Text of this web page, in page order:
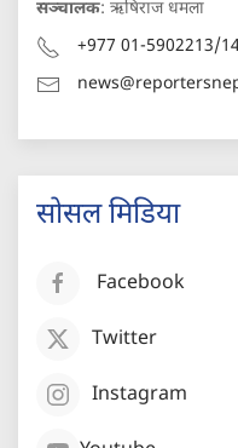
सञ्चालक: ऋषिराज धमला
+977 01-5902213/
सोसल मिडिया
Facebook
Twitter
Instagram